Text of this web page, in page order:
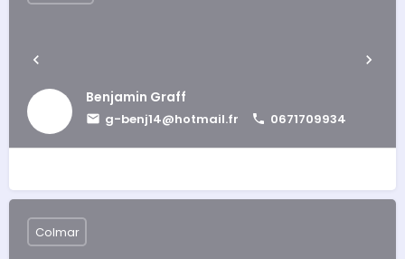
Benjamin Graff
g-benj14@hotmail.fr 0671709934
Colmar